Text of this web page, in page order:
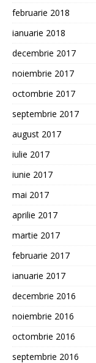
februarie 2018
ianuarie 2018
decembrie 2017
noiembrie 2017
octombrie 2017
septembrie 2017
august 2017
iulie 2017
iunie 2017
mai 2017
aprilie 2017
martie 2017
februarie 2017
ianuarie 2017
decembrie 2016
noiembrie 2016
octombrie 2016
septembrie 2016